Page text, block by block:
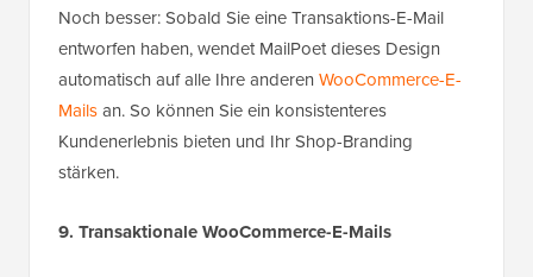
Noch besser: Sobald Sie eine Transaktions-E-Mail
entworfen haben, wendet MailPoet dieses Design
automatisch auf alle Ihre anderen WooCommerce-E-
Mailsan. So können Sie ein konsistenteres
Kundenerlebnis bieten und Ihr Shop-Branding
stärken.
9. Transaktionale WooCommerce-E-Mails